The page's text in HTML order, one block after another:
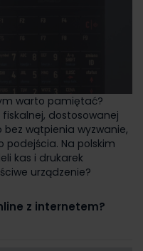
warto pamiętać?
dostosowanej
wątpienia wyzwanie,
Na polskim
kas i drukarek
urządzenie?
z internetem?